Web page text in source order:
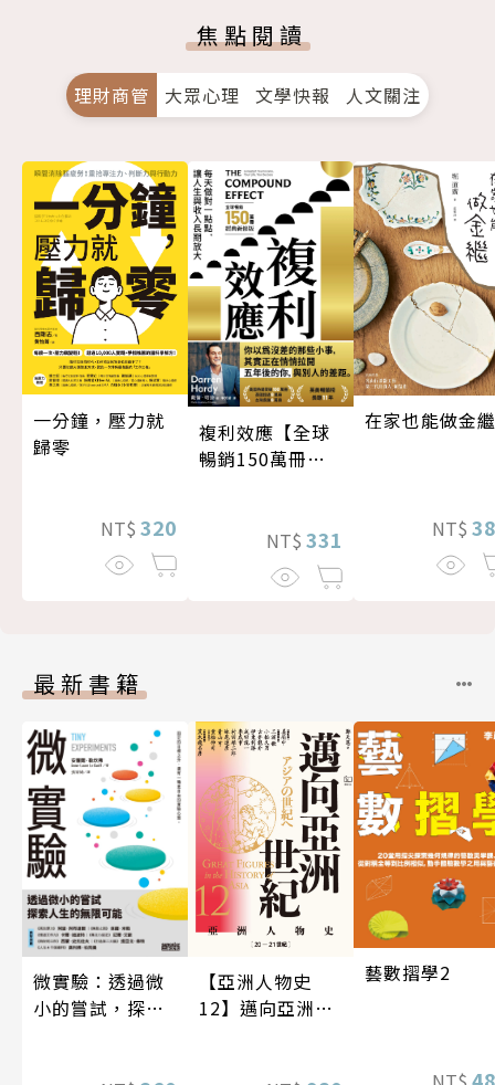
焦點閱讀
理財商管 大眾心理 文學快報 人文關注
一分鐘，壓力就
歸零
NT$ 320
複利效應【全球
暢銷150萬冊・
NT$ 331
在家也能做金繼
NT$
最新書籍
微實驗：透過微
小的嘗試，探索
【亞洲人物史
12】邁向亞洲世
藝數摺學2